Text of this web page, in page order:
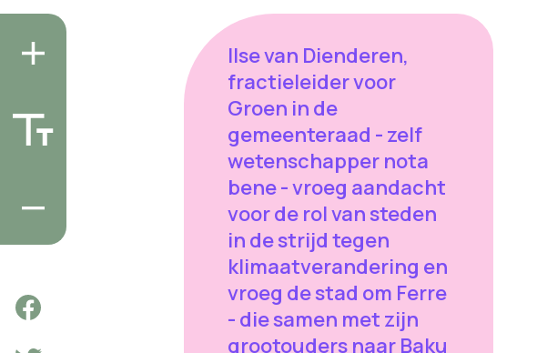
Ilse van Dienderen,
fractieleider voor
Groen in de
gemeenteraad - zelf
wetenschapper nota
bene - vroeg aandacht
voor de rol van steden
in de strijd tegen
klimaatverandering en
vroeg de stad om Ferre
- die samen met zijn
grootouders naar Baku